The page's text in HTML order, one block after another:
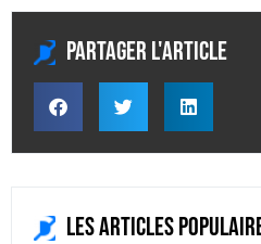
Partager l'article
Les articles